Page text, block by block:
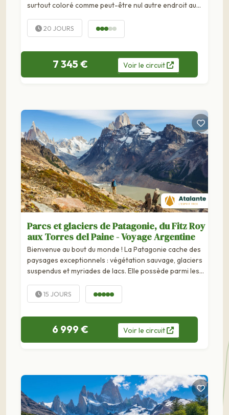
surtout coloré comme peut-être nul autre endroit au
20 JOURS
7 345 € Voirle circuit
Parcs et glaciers de Patagonie, du Fitz Roy
aux Torres del Paine - Voyage Argentine
Bienvenue au bout du monde ! La Patagonie cache des
paysages exceptionnels : végétation sauvage, glaciers
suspendus et myriades de lacs. Elle possède parmi les
15 JOURS
6 999 € Voirle circuit